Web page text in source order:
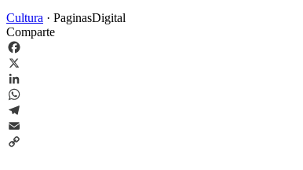
Cultura · PaginasDigital
Comparte
Facebook
X
LinkedIn
WhatsApp
Telegram
Email